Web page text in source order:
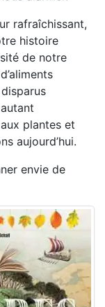
rafraîchissant,
histoire
de notre
plantes et
aujourd’hui.
envie de